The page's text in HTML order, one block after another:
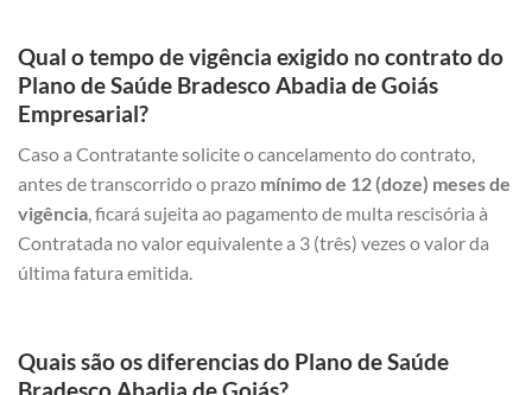
Qual o tempo de vigência exigido no contrato do
Plano de Saúde Bradesco Abadia de Goiás
Empresarial?
Caso a Contratante solicite o cancelamento do contrato,
antes de transcorrido o prazo mínimo de 12 (doze) meses de
vigência, ficará sujeita ao pagamento de multa rescisória à
Contratada no valor equivalente a 3 (três) vezes o valor da
última fatura emitida.
Quais são os diferencias do Plano de Saúde